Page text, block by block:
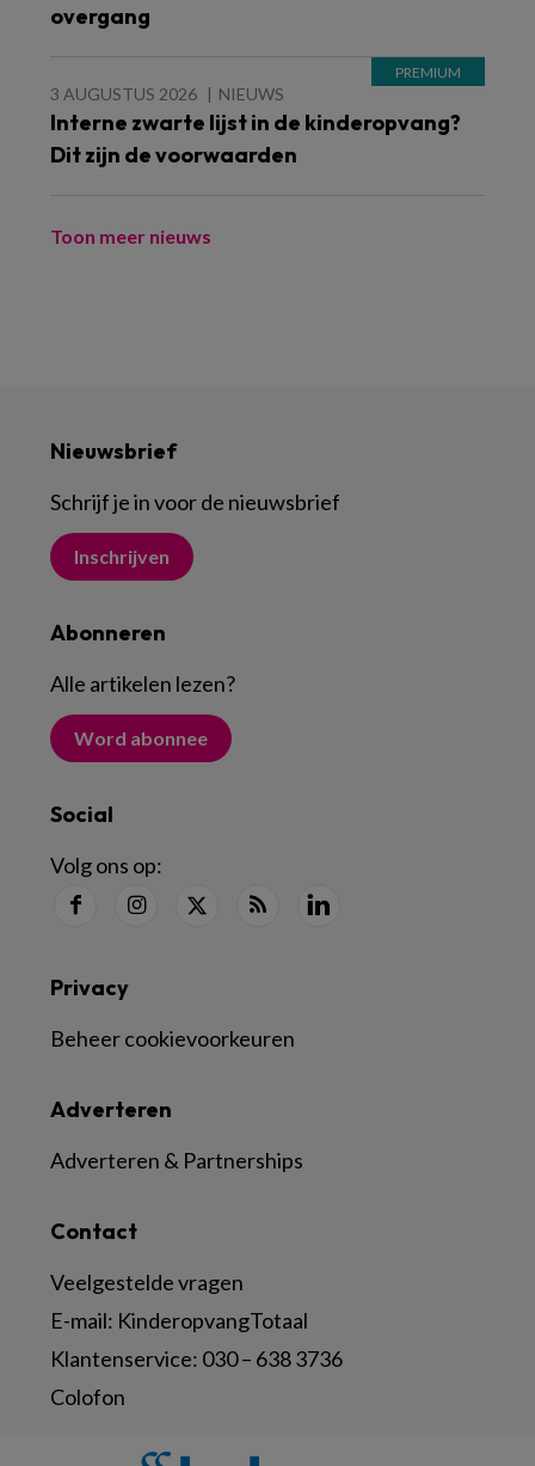
overgang
3 AUGUSTUS 2026 NIEUWS
Interne zwarte lijst in de kinderopvang?
Dit zijn de voorwaarden
Toon meer nieuws
Nieuwsbrief
Schrijf je in voor de nieuwsbrief
Inschrijven
Abonneren
Alle artikelen lezen?
Word abonnee
Social
Volg ons op:
Contact
Veelgestelde vragen
E-mail: KinderopvangTotaal
Klantenservice: 030 – 638 3736
Colofon
Adverteren
Adverteren & Partnerships
Privacy
Beheer cookievoorkeuren